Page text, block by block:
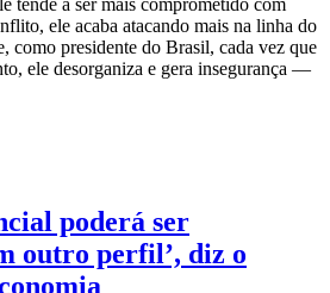
ele acaba atacando mais na linha do
como presidente do Brasil, cada vez que
ele desorganiza e gera insegurança —
poderá ser
outro perfil’, diz o